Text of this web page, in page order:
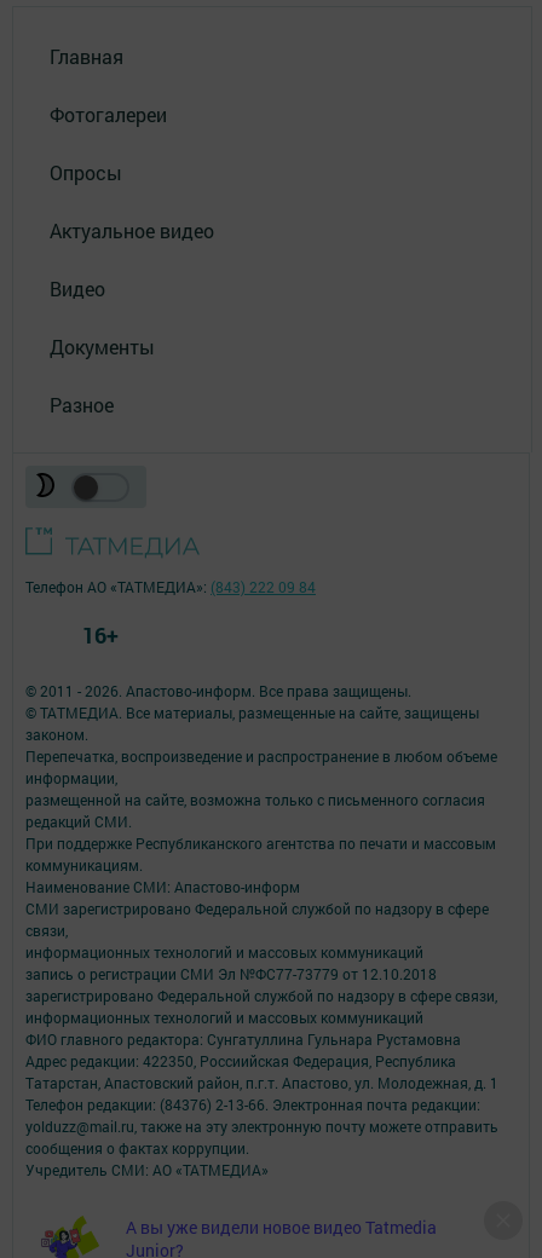
Главная
Фотогалереи
Опросы
Актуальное видео
Видео
Документы
Разное
А вы уже видели новое видео Tatmedia
Junior?
© 2011 - 2026. Апастово-информ. Все права защищены.
© ТАТМЕДИА. Все материалы, размещенные на сайте, защищены
законом.
Перепечатка, воспроизведение и распространение в любом объеме
информации,
размещенной на сайте, возможна только с письменного согласия
редакций СМИ.
При поддержке Республиканского агентства по печати и массовым
коммуникациям.
Наименование СМИ: Апастово-информ
СМИ зарегистрировано Федеральной службой по надзору в сфере
связи,
информационных технологий и массовых коммуникаций
запись о регистрации СМИ Эл №ФС77-73779 от 12.10.2018
зарегистрировано Федеральной службой по надзору в сфере связи,
информационных технологий и массовых коммуникаций
ФИО главного редактора: Сунгатуллина Гульнара Рустамовна
Адрес редакции: 422350, Россиийская Федерация, Республика
Татарстан, Апастовский район, п.г.т. Апастово, ул. Молодежная, д. 1
Телефон редакции: (84376) 2-13-66. Электронная почта редакции:
yolduzz@mail.ru, также на эту электронную почту можете отправить
сообщения о фактах коррупции.
Учредитель СМИ: АО «ТАТМЕДИА»
Антикоррупционная политика
АО «ТАТМЕДИА» использует «cookie»для персонализации сервисов и
Телефон АО «ТАТМЕДИА»: (843) 222 09 84
16+